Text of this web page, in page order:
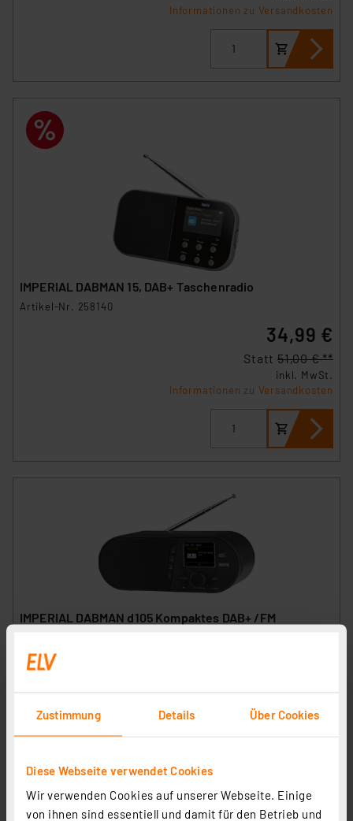
Zustimmung Details Über Cookies
Diese Webseite verwendet Cookies
Wir verwenden Cookies auf unserer Webseite. Einige
von ihnen sind essentiell und damit für den Betrieb und
Informationen zu Versandkosten
IMPERIAL DABMAN 15, DAB+ Taschenradio
Artikel-Nr. 258140
34,99 €
Statt 51,00 € **
inkl. MwSt.
Informationen zu Versandkosten
IMPERIAL DABMAN d105 Kompaktes DAB+ /FM
Artikel-Nr. 258142
Informationen zu Versandkosten